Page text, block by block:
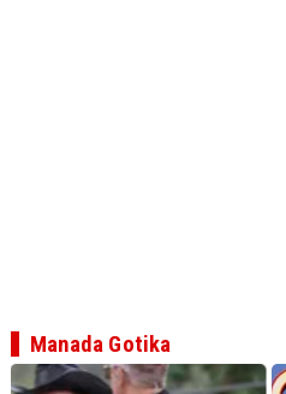
Manada Gotika